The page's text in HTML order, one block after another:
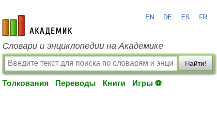
academic.ru
EN DE ES FR
Словари и энциклопедии на Академике
Найти!
Толкования Переводы Книги Игры ⚽